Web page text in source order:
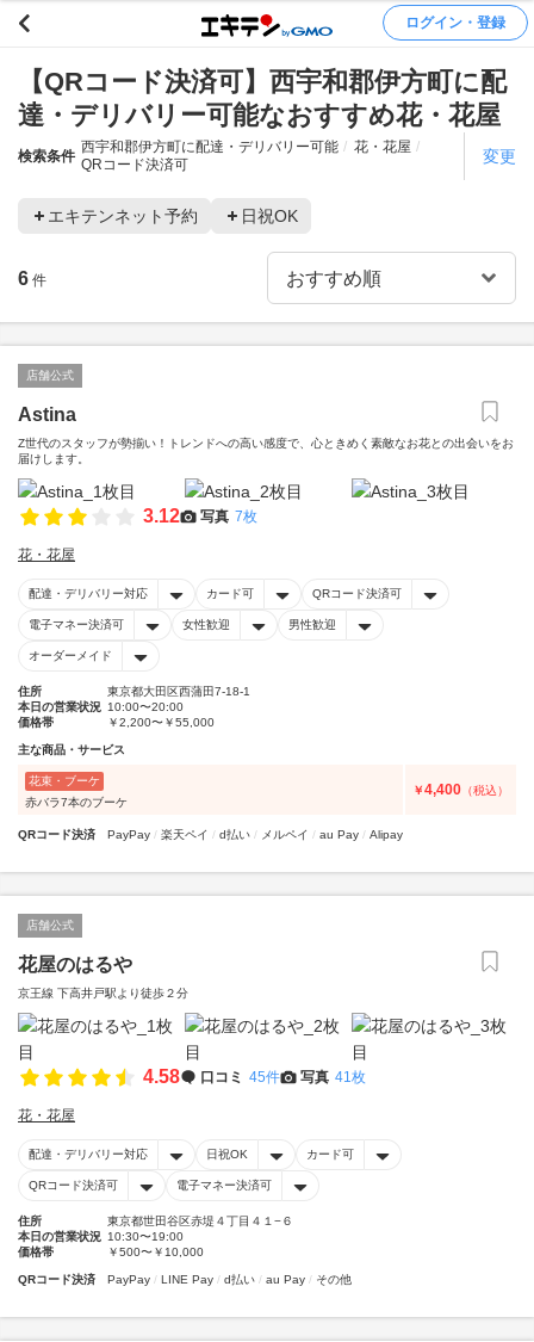
ログイン・登録
【QRコード決済可】西宇和郡伊方町に配
達・デリバリー可能なおすすめ花・花屋
検索条件
西宇和郡伊方町に配達・デリバリー可能
花・花屋
QRコード決済可
変更
エキテンネット予約 日祝OK
6 件
店舗公式
Astina
Z世代のスタッフが勢揃い！トレンドへの高い感度で、心ときめく素敵なお花との出会いをお
届けします。
3.12 写真 7枚
花・花屋
配達・デリバリー対応 カード可 QRコード決済可
電子マネー決済可 女性歓迎 男性歓迎
オーダーメイド
住所
東京都大田区西蒲田7-18-1
本日の営業状況 10:00〜20:00
価格帯
￥2,200〜￥55,000
主な商品・サービス
花束・ブーケ
赤バラ7本のブーケ
￥4,400 （税込）
QRコード決済 PayPay 楽天ペイ d払い メルペイ au Pay Alipay
店舗公式
花屋のはるや
京王線 下高井戸駅より徒歩２分
4.58 口コミ 45件 写真 41枚
花・花屋
配達・デリバリー対応 日祝OK カード可
QRコード決済可 電子マネー決済可
住所
東京都世田谷区赤堤４丁目４１−６
本日の営業状況 10:30〜19:00
価格帯
￥500〜￥10,000
QRコード決済 PayPay LINE Pay d払い au Pay その他